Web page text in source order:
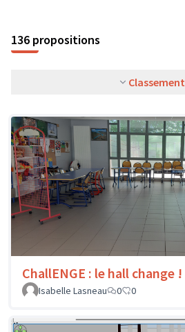
136 propositions
ChallENGE : le hall change !
Isabelle Lasneau
0 0